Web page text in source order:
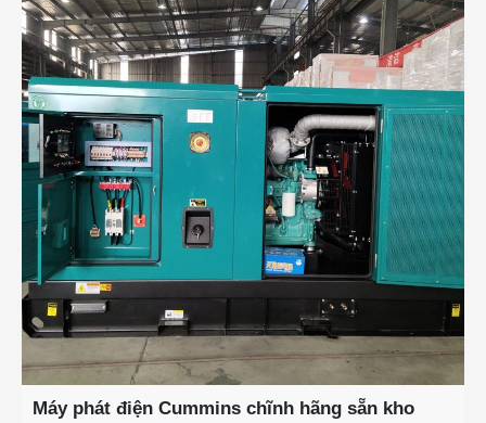
Máy phát điện Cummins chĩnh hãng sẵn kho